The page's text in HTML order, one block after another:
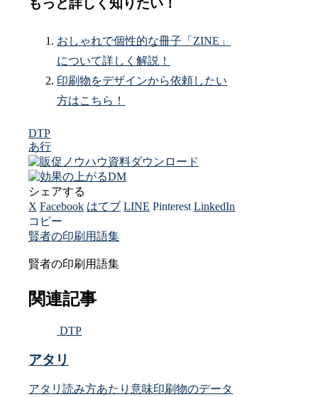
もっと詳しく知りたい！
おしゃれで個性的な冊子「ZINE」
について詳しく解説！
印刷物をデザインから依頼したい
方はこちら！
DTP
あ行
シェアする
X Facebook はてブ LINE Pinterest LinkedIn
コピー
賢者の印刷用語集
賢者の印刷用語集
関連記事
DTP
アタリ
アタリ読み方あたり意味印刷物のデータ